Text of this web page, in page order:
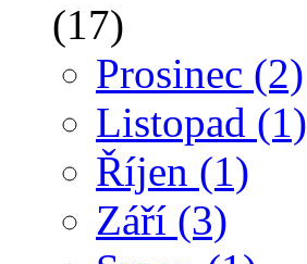
(17)
Prosinec (2)
Listopad (1)
Říjen (1)
Září (3)